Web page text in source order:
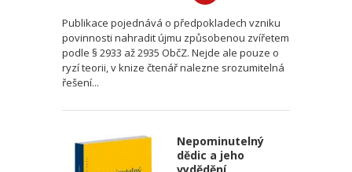
Publikace pojednává o předpokladech vzniku
povinnosti nahradit újmu způsobenou zvířetem
podle § 2933 až 2935 ObčZ. Nejde ale pouze o
ryzí teorii, v knize čtenář nalezne srozumitelná
řešení...
Nepominutelný
dědic a jeho